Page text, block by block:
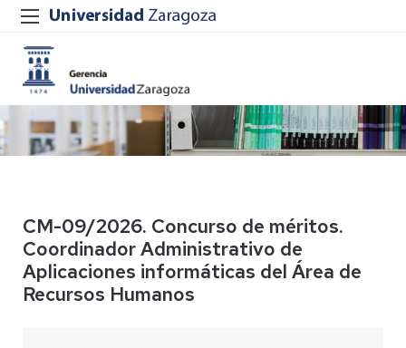
CM-09/2026. Concurso de méritos.
Coordinador Administrativo de
Aplicaciones informáticas del Área de
Recursos Humanos